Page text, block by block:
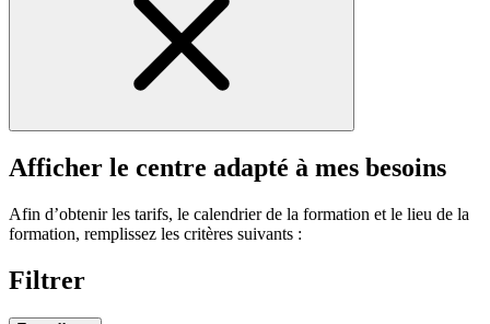
Afficher le centre adapté à mes besoins
Afin d’obtenir les tarifs, le calendrier de la formation et le lieu de la
formation, remplissez les critères suivants :
Filtrer